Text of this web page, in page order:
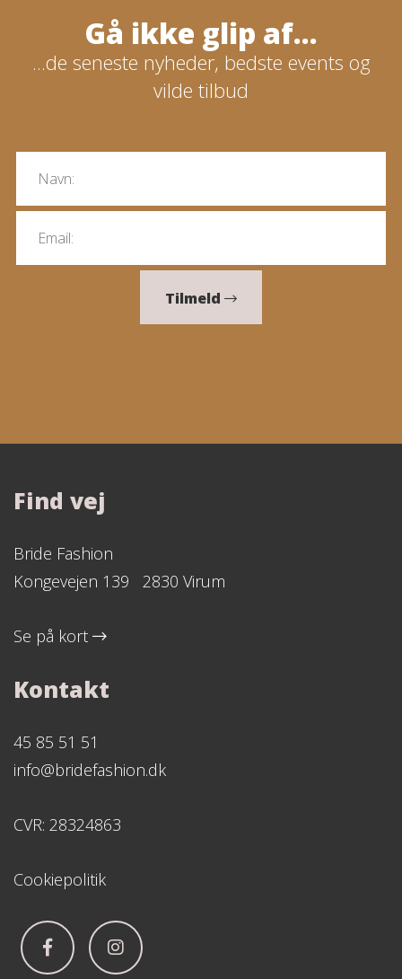
Gå ikke glip af...
...de seneste nyheder, bedste events og
vilde tilbud
Tilmeld
Find vej
Bride Fashion
Kongevejen 139 2830 Virum
Se på kort
Kontakt
45 85 51 51
info@bridefashion.dk
CVR: 28324863
Cookiepolitik